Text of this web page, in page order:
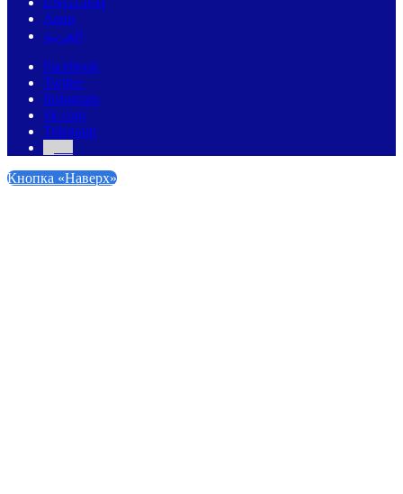
Авар
العربية
Facebook
Twitter
Instagram
vk.com
Telegram
Кнопка «Наверх»